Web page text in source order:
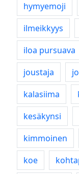
hymyemoji
ilmeikkyys
iloa pursuava
joustaja
kalasiima
kesäkynsi
kimmoinen
koe